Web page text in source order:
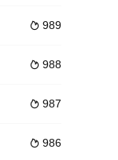
秀秀逃出与
饰）与女主人公
 989
 988
 987
 986